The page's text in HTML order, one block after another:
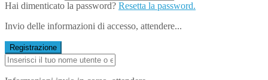
Hai dimenticato la password? Resetta la password.
Invio delle informazioni di accesso, attendere...
Registrazione